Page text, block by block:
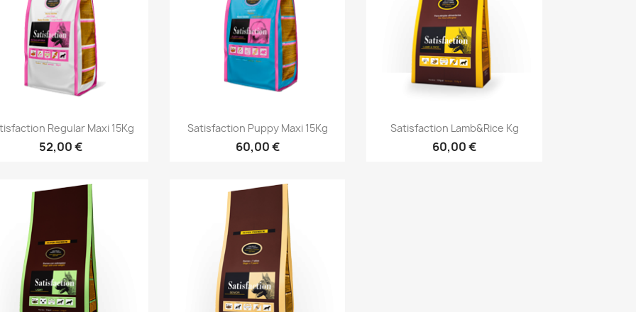
Vista ràpida
Regular Maxi 15Kg
52,00 €
Vista ràpida
Satisfaction Puppy Maxi 15Kg
60,00 €
Vista ràpida
Satisfaction Lamb&Rice Kg
60,00 €